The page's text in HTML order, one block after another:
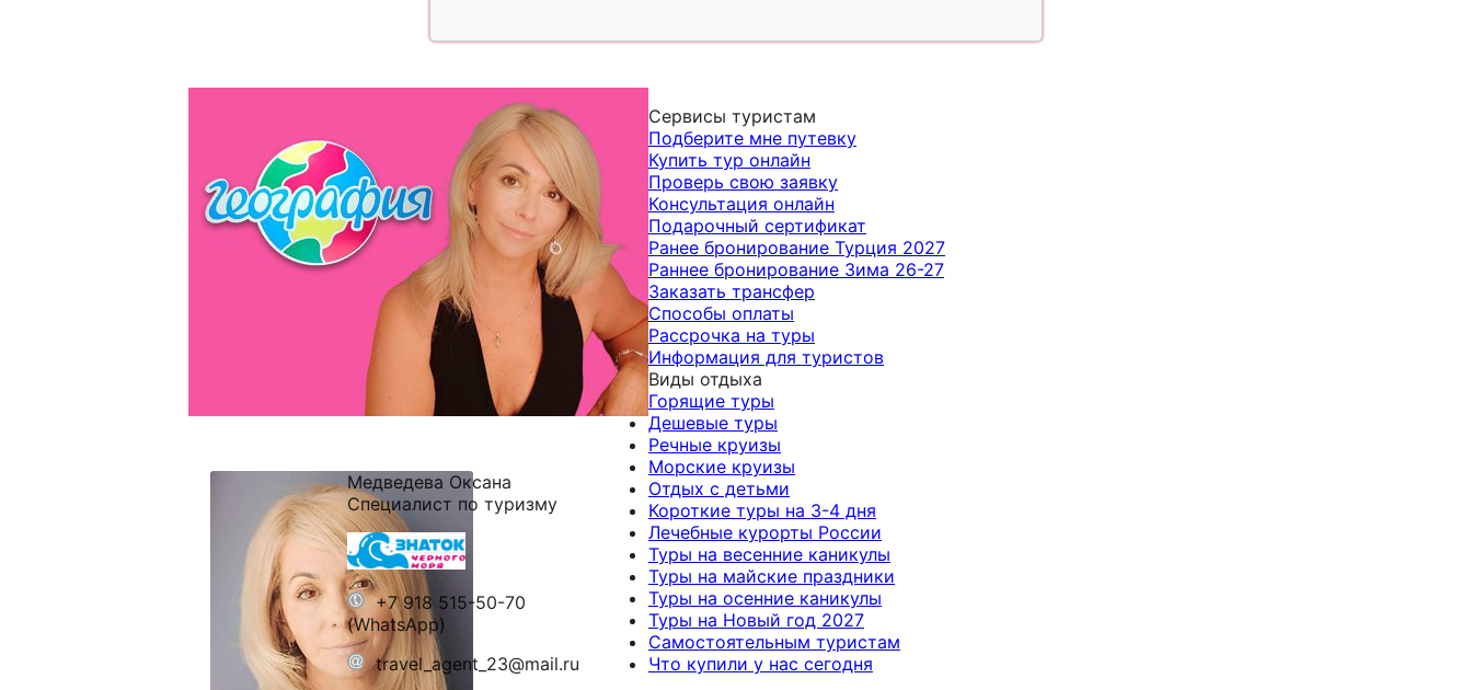
Медведева Оксана
Специалист по туризму
+7 918 515-50-70
(WhatsApp)
travel_agent_23@mail.ru
Сервисы туристам
Подберите мне путевку
Купить тур онлайн
Проверь свою заявку
Консультация онлайн
Подарочный сертификат
Ранее бронирование Турция 2027
Раннее бронирование Зима 26-27
Заказать трансфер
Способы оплаты
Рассрочка на туры
Информация для туристов
Виды отдыха
Горящие туры
Дешевые туры
Речные круизы
Морские круизы
Отдых с детьми
Короткие туры на 3-4 дня
Лечебные курорты России
Туры на весенние каникулы
Туры на майские праздники
Туры на осенние каникулы
Туры на Новый год 2027
Самостоятельным туристам
Что купили у нас сегодня